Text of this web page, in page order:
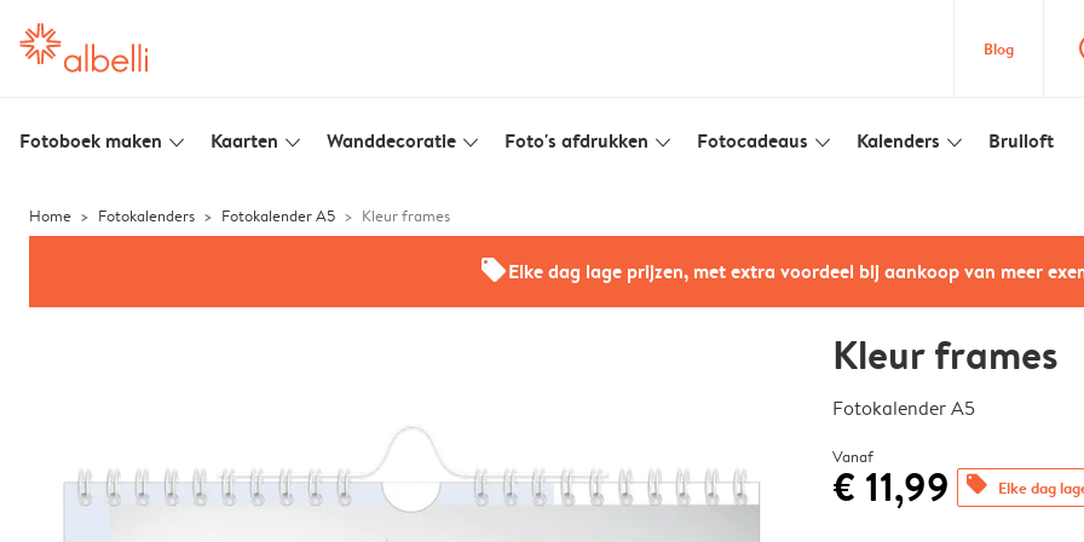
Blog
Fotoboek maken slim_arrow_down Kaarten slim_arrow_down Wanddecoratie slim_arrow_down Foto's afdrukken slim_arrow_down Fotocadeaus slim_arrow_down Kalenders slim_arrow_down Bruiloft
Home Fotokalenders Fotokalender A5 Kleur frames
offersElke dag lage prijzen, met extra voordeel bij aankoop van meer
Kleur frames
Fotokalender A5
Vanaf
€ 11,99 offers Elke dag